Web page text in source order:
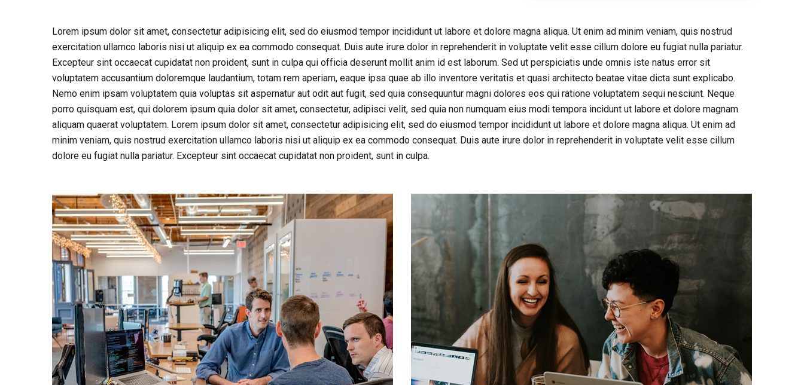
Lorem ipsum dolor sit amet, consectetur adipisicing elit, sed do eiusmod tempor incididunt ut labore et dolore magna aliqua. Ut enim ad minim veniam, quis nostrud
exercitation ullamco laboris nisi ut aliquip ex ea commodo consequat. Duis aute irure dolor in reprehenderit in voluptate velit esse cillum dolore eu fugiat nulla pariatur.
Excepteur sint occaecat cupidatat non proident, sunt in culpa qui officia deserunt mollit anim id est laborum. Sed ut perspiciatis unde omnis iste natus error sit
voluptatem accusantium doloremque laudantium, totam rem aperiam, eaque ipsa quae ab illo inventore veritatis et quasi architecto beatae vitae dicta sunt explicabo.
Nemo enim ipsam voluptatem quia voluptas sit aspernatur aut odit aut fugit, sed quia consequuntur magni dolores eos qui ratione voluptatem sequi nesciunt. Neque
porro quisquam est, qui dolorem ipsum quia dolor sit amet, consectetur, adipisci velit, sed quia non numquam eius modi tempora incidunt ut labore et dolore magnam
aliquam quaerat voluptatem. Lorem ipsum dolor sit amet, consectetur adipisicing elit, sed do eiusmod tempor incididunt ut labore et dolore magna aliqua. Ut enim ad
minim veniam, quis nostrud exercitation ullamco laboris nisi ut aliquip ex ea commodo consequat. Duis aute irure dolor in reprehenderit in voluptate velit esse cillum
dolore eu fugiat nulla pariatur. Excepteur sint occaecat cupidatat non proident, sunt in culpa.